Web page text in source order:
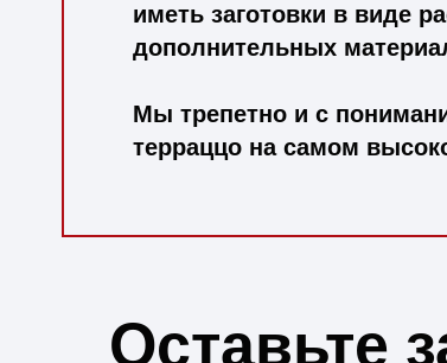
иметь заготовки в виде
дополнительных
Мы трепетно и с
терраццо на самом
Оставьте